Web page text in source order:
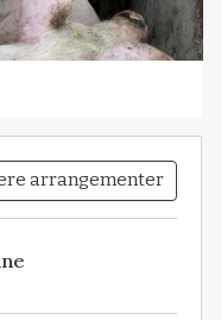
arrangementer